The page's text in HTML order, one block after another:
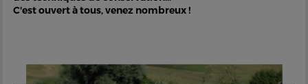
C'est ouvert à tous, venez nombreux !